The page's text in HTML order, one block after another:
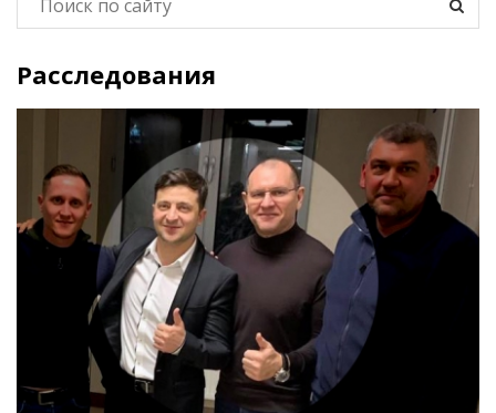
Расследования